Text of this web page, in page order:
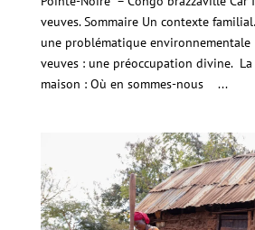
veuves. Sommaire Un contexte
une problématique environnementale
veuves : une préoccupation divine.
maison : Où en sommes-nous ...